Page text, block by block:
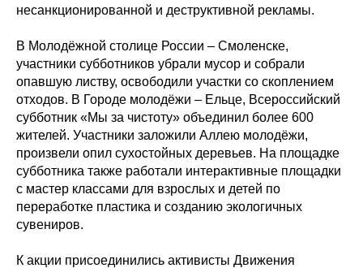
несанкционированной и деструктивной рекламы.
В Молодёжной столице России – Смоленске,
участники субботников убрали мусор и собрали
опавшую листву, освободили участки со скоплением
отходов. В Городе молодёжи – Ельце, Всероссийский
субботник «Мы за чистоту» объединил более 600
жителей. Участники заложили Аллею молодёжи,
произвели опил сухостойных деревьев. На площадке
субботника также работали интерактивные площадки
с мастер классами для взрослых и детей по
переработке пластика и созданию экологичных
сувениров.
К акции присоединились активисты Движения